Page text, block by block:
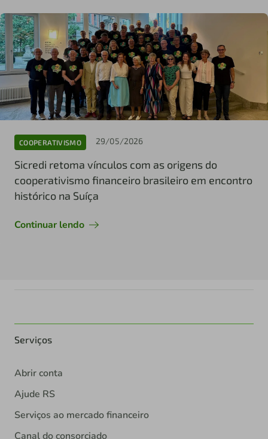
COOPERATIVISMO 29/05/2026
Sicredi retoma vínculos com as origens do
cooperativismo financeiro brasileiro em encontro
histórico na Suíça
Continuar lendo
Serviços
Abrir conta
Ajude RS
Serviços ao mercado financeiro
Canal do consorciado